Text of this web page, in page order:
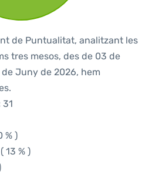
de Puntualitat, analitzant les
tres mesos, des de 03 de
Juny de 2026, hem
31
% )
13 % )